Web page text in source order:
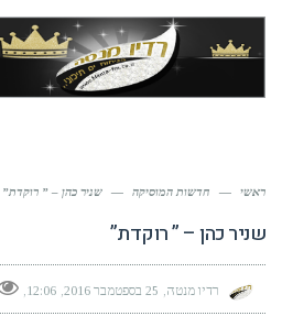
ראשי — חדשות המוסיקה — שניר כהן – ” רוקדת”
שניר כהן – ” רוקדת”
רדיו מנטה 25 בספטמבר 2016 12:06